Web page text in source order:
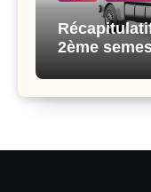
2ème